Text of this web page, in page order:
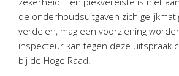
de onderhoudsuitgaven zich
verdelen, mag een voorziening
inspecteur kan tegen deze uitspraak
bij de Hoge Raad.